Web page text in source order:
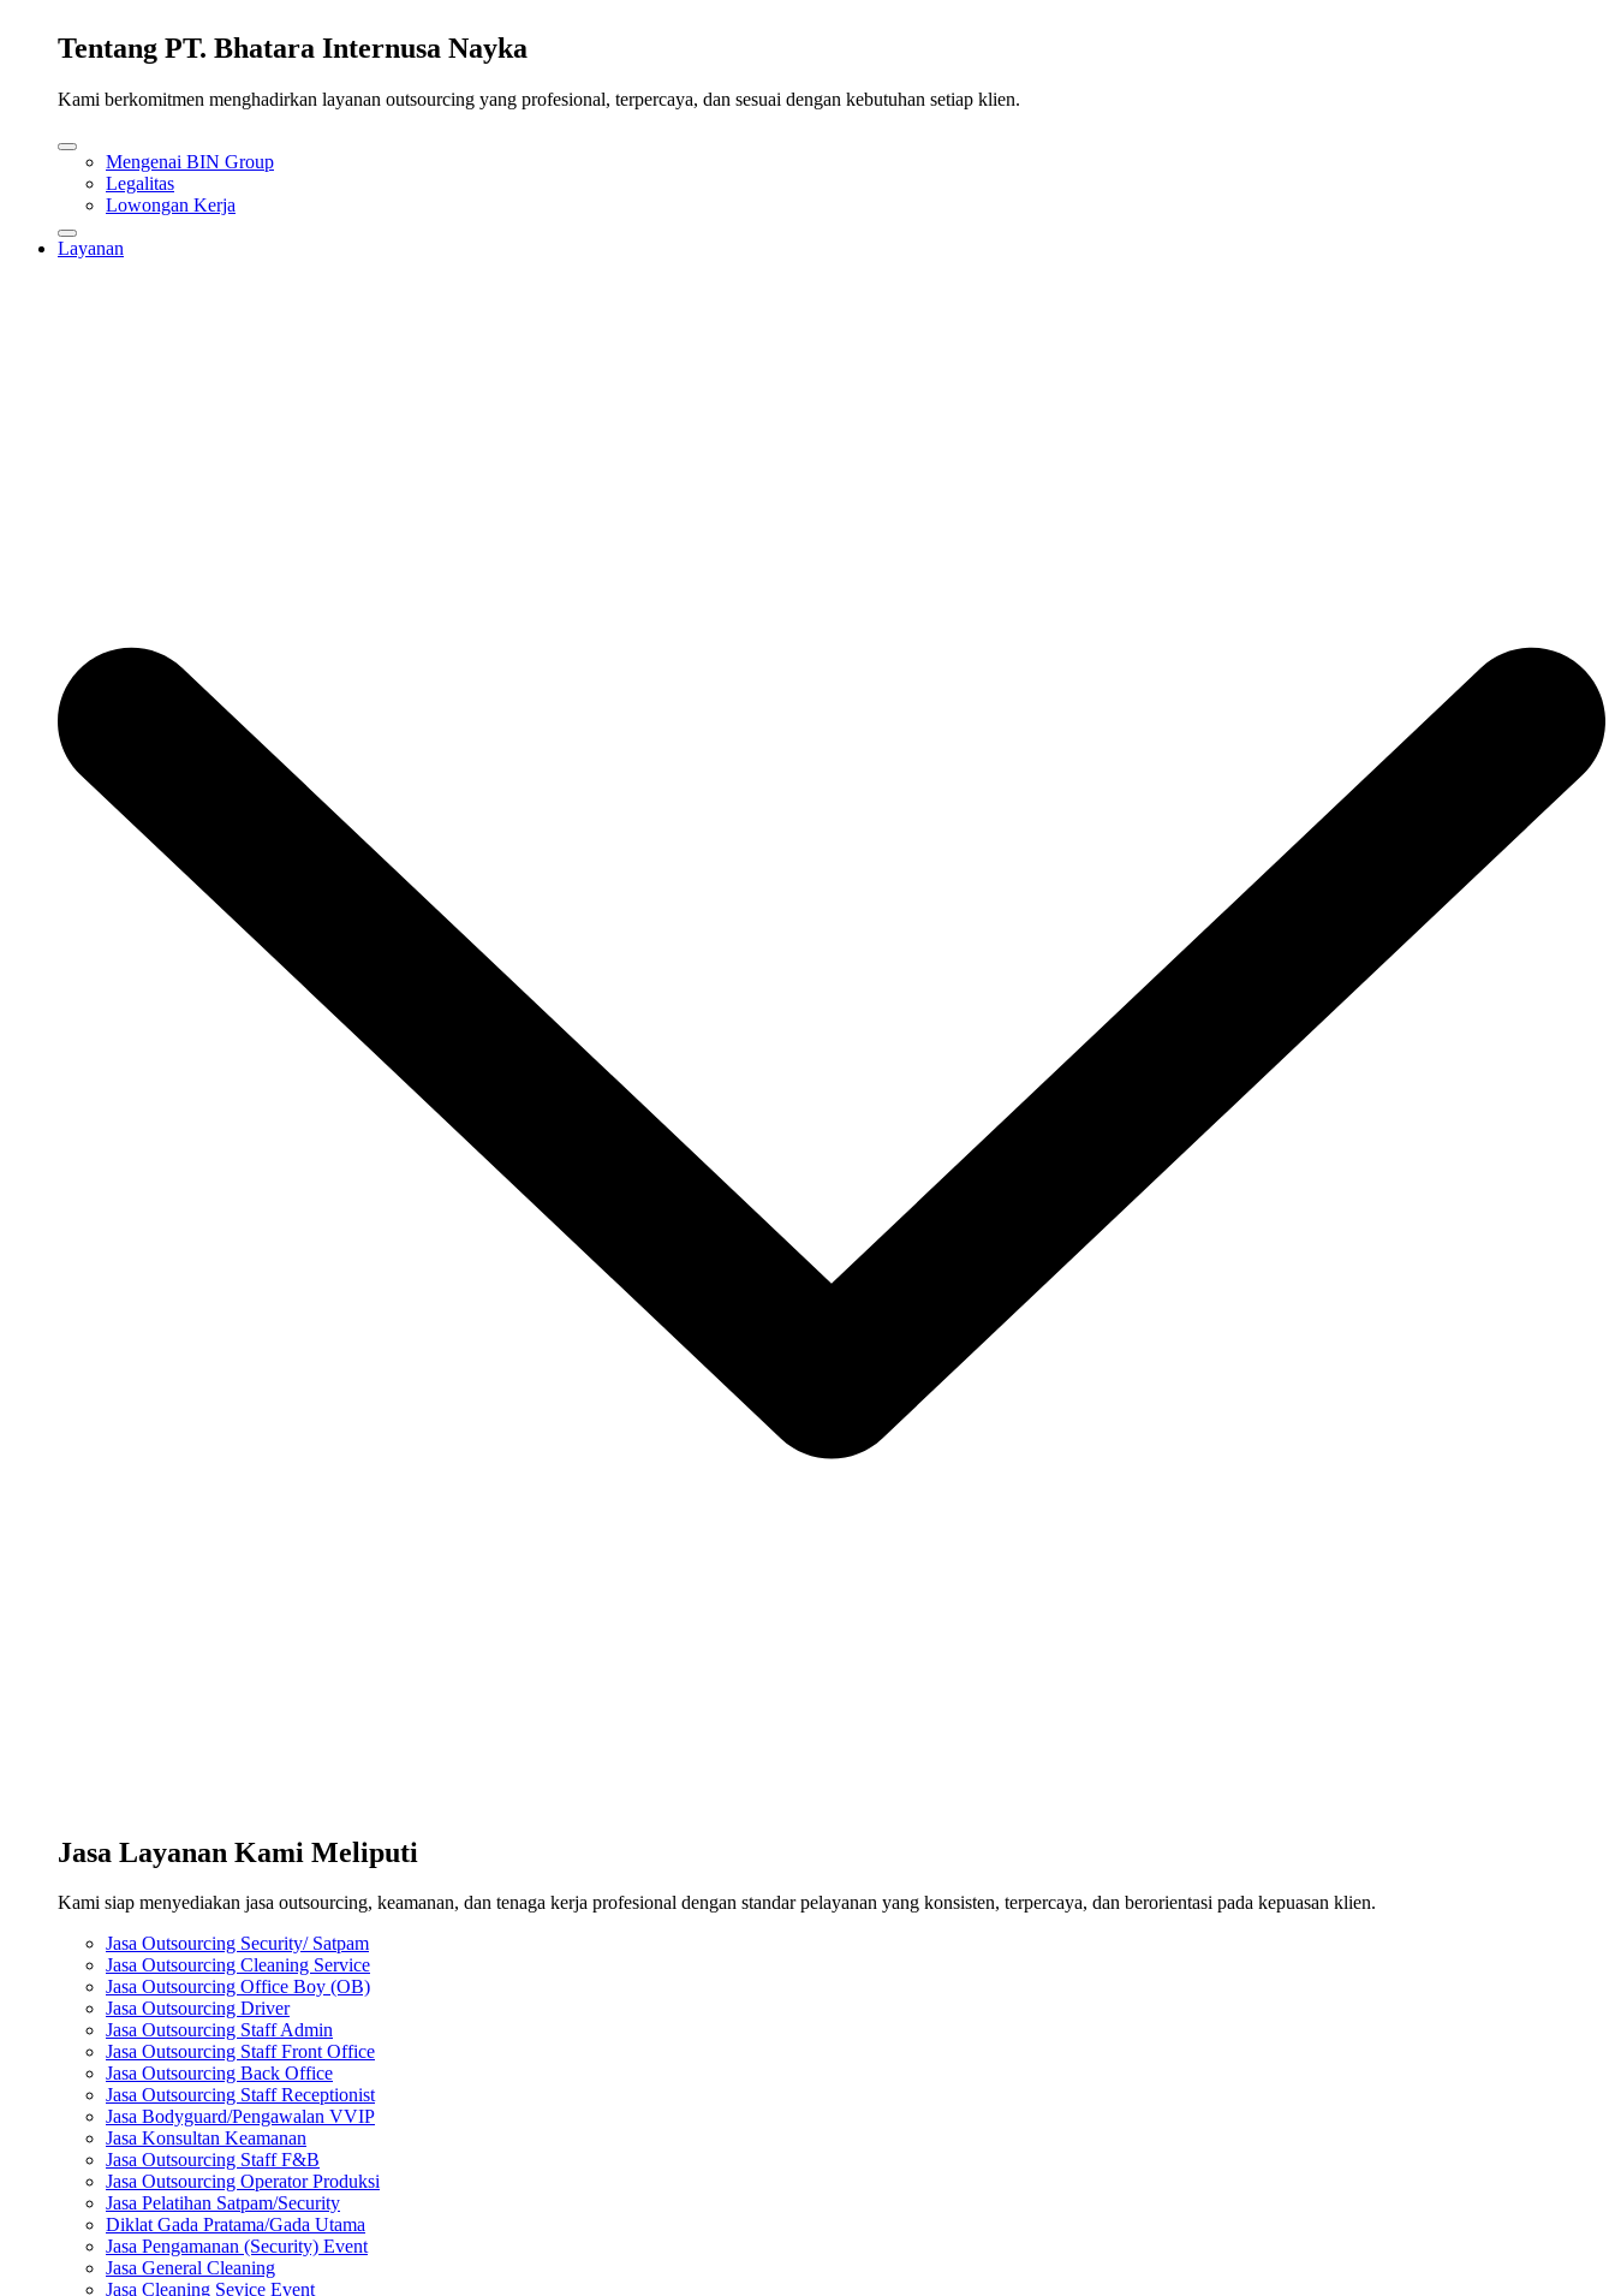
Tentang PT. Bhatara Internusa Nayka
Kami berkomitmen menghadirkan layanan outsourcing yang profesional, terpercaya, dan sesuai dengan kebutuhan setiap klien.
Mengenai BIN Group
Legalitas
Lowongan Kerja
Layanan
Jasa Layanan Kami Meliputi
Kami siap menyediakan jasa outsourcing, keamanan, dan tenaga kerja profesional dengan standar pelayanan yang konsisten, terpercaya, dan berorientasi pada kepuasan klien.
Jasa Outsourcing Security/ Satpam
Jasa Outsourcing Cleaning Service
Jasa Outsourcing Office Boy (OB)
Jasa Outsourcing Driver
Jasa Outsourcing Staff Admin
Jasa Outsourcing Staff Front Office
Jasa Outsourcing Back Office
Jasa Outsourcing Staff Receptionist
Jasa Bodyguard/Pengawalan VVIP
Jasa Konsultan Keamanan
Jasa Outsourcing Staff F&B
Jasa Outsourcing Operator Produksi
Jasa Pelatihan Satpam/Security
Diklat Gada Pratama/Gada Utama
Jasa Pengamanan (Security) Event
Jasa General Cleaning
Jasa Cleaning Sevice Event